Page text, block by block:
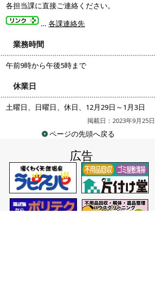
各担当課に直接ご連絡ください。
… 各課連絡先
業務時間
午前9時から午後5時まで
休業日
土曜日、日曜日、休日、12月29日～1月3日
掲載日：2023年9月25日
ページの先頭へ戻る
広告